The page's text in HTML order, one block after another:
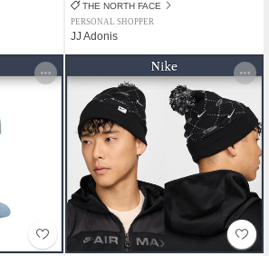
THE NORTH FACE
PERSONAL SHOPPER
JJ Adonis